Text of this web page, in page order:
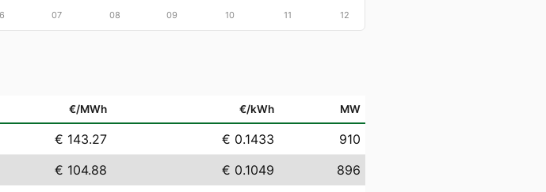
07 08 09 10 11 12
€/MWh €/kWh MW
€ 143.27 € 0.1433
910
€ 104.88 € 0.1049
896